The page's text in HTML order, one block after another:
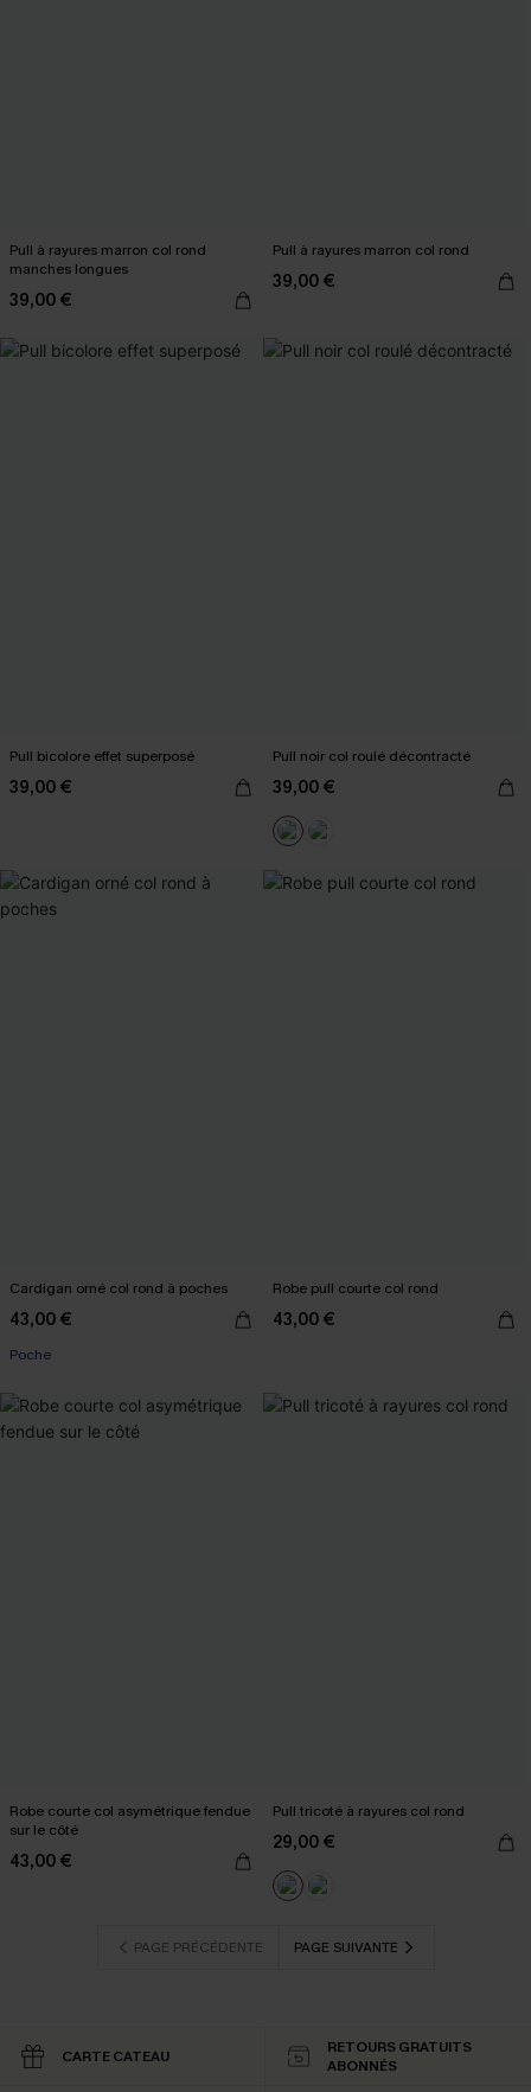
Pull à rayures marron col rond
manches longues
39,00 €
Pull à rayures marron col rond
39,00 €
Pull bicolore effet superposé
39,00 €
Pull noir col roulé décontracté
39,00 €
Cardigan orné col rond à poches
43,00 €
Poche
Robe pull courte col rond
43,00 €
Robe courte col asymétrique fendue
sur le côté
43,00 €
Pull tricoté à rayures col rond
29,00 €
PAGE PRÉCÉDENTE PAGE SUIVANTE
CARTE CATEAU
RETOURS GRATUITS
ABONNÉS